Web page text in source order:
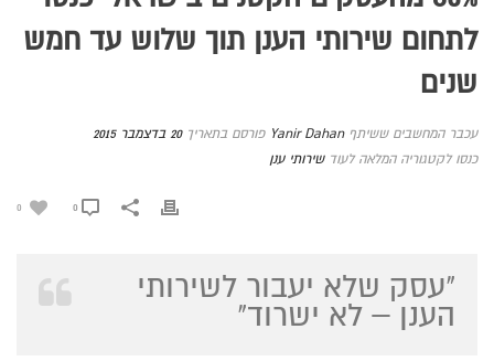
לתחום שירותי הענן תוך שלוש עד חמש
שנים
עכבר המחשבים ששיתףYanir Dahan פורסם בתאריך20 בדצמבר 2015
כנסו לקטגוריה המלאה לעודשירותי ענן
0
"עסק שלא יעבור לשירותי
הענן – לא ישרוד"